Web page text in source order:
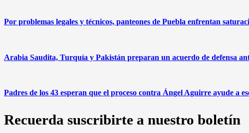
Por problemas legales y técnicos, panteones de Puebla enfrentan
Arabia Saudita, Turquía y Pakistán preparan un acuerdo de defensa
Padres de los 43 esperan que el proceso contra Ángel Aguirre ayude a
Recuerda suscribirte a nuestro boletín